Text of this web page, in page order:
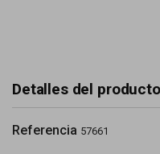
Detalles del producto
Referencia 57661